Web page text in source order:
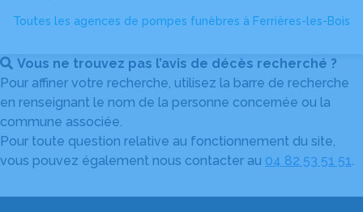
Toutes les agences de pompes funèbres à Ferrières-les-Bois
Vous ne trouvez pas l’avis de décès recherché ?
Pour affiner votre recherche, utilisez la barre de recherche
en renseignant le nom de la personne concernée ou la
commune associée.
Pour toute question relative au fonctionnement du site,
vous pouvez également nous contacter au 04 82 53 51 51.